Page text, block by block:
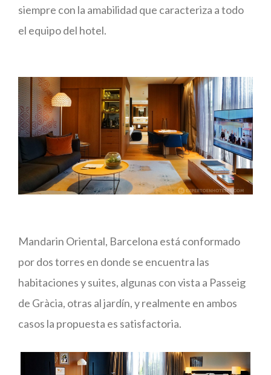
siempre con la amabilidad que caracteriza a todo
el equipo del hotel.
Mandarin Oriental, Barcelona está conformado
por dos torres en donde se encuentra las
habitaciones y suites, algunas con vista a Passeig
de Gràcia, otras al jardín, y realmente en ambos
casos la propuesta es satisfactoria.